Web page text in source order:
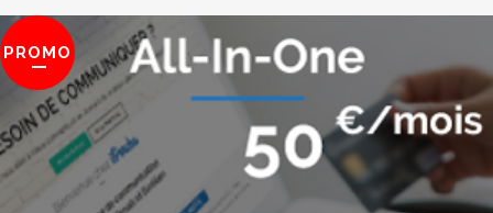
PROMO